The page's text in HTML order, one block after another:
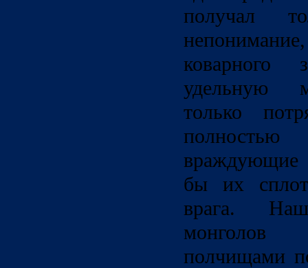
получал
коварного
удельную
только
враждующие
бы их
врага.
монголов
полчищами